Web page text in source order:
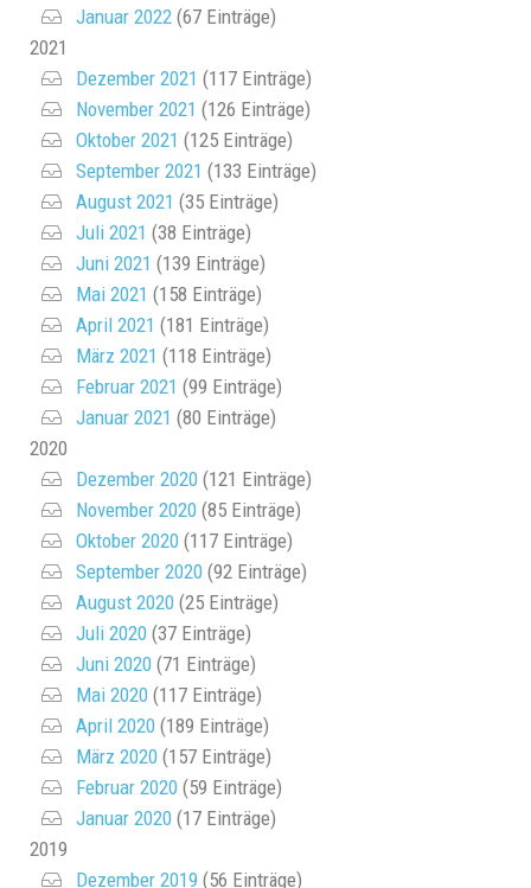
Januar 2022 (67 Einträge)
2021
Dezember 2021 (117 Einträge)
November 2021 (126 Einträge)
Oktober 2021 (125 Einträge)
September 2021 (133 Einträge)
August 2021 (35 Einträge)
Juli 2021 (38 Einträge)
Juni 2021 (139 Einträge)
Mai 2021 (158 Einträge)
April 2021 (181 Einträge)
März 2021 (118 Einträge)
Februar 2021 (99 Einträge)
Januar 2021 (80 Einträge)
2020
Dezember 2020 (121 Einträge)
November 2020 (85 Einträge)
Oktober 2020 (117 Einträge)
September 2020 (92 Einträge)
August 2020 (25 Einträge)
Juli 2020 (37 Einträge)
Juni 2020 (71 Einträge)
Mai 2020 (117 Einträge)
April 2020 (189 Einträge)
März 2020 (157 Einträge)
Februar 2020 (59 Einträge)
Januar 2020 (17 Einträge)
2019
Dezember 2019 (56 Einträge)